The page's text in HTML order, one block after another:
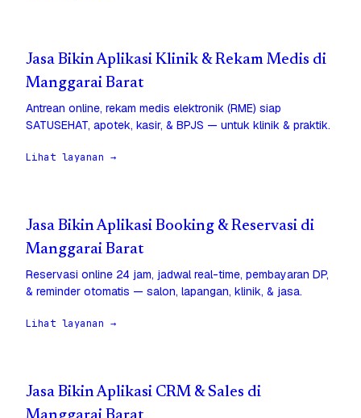
Jasa Bikin Aplikasi Klinik & Rekam Medis di
Manggarai Barat
Antrean online, rekam medis elektronik (RME) siap
SATUSEHAT, apotek, kasir, & BPJS — untuk klinik & praktik.
Lihat layanan →
Jasa Bikin Aplikasi Booking & Reservasi di
Manggarai Barat
Reservasi online 24 jam, jadwal real-time, pembayaran DP,
& reminder otomatis — salon, lapangan, klinik, & jasa.
Lihat layanan →
Jasa Bikin Aplikasi CRM & Sales di